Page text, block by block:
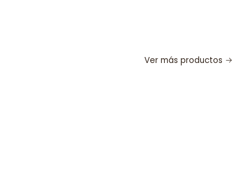
Ver más productos